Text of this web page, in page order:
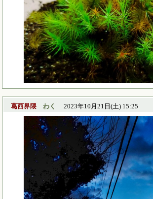
葛西界隈 わく
2023年10月21日(土) 15:25